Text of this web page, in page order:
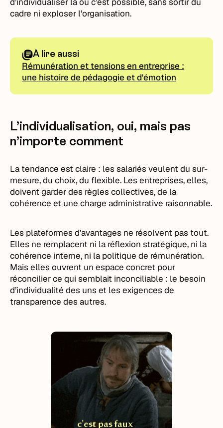
cadre ni exploser l’organisation.
À lire aussi
Rémunération et tensions en entreprise :
une histoire de pédagogie et d'émotion
L’individualisation, oui, mais pas
n’importe comment
La tendance est claire : les salariés veulent du sur-
mesure, du choix, du flexible. Les entreprises, elles,
doivent garder des règles collectives, de la
cohérence et une charge administrative raisonnable.
Les plateformes d’avantages ne résolvent pas tout.
Elles ne remplacent ni la réflexion stratégique, ni la
cohérence interne, ni la politique de rémunération.
Mais elles ouvrent un espace concret pour
réconcilier ce qui semblait inconciliable : le besoin
d’individualité des uns et les exigences de
transparence des autres.